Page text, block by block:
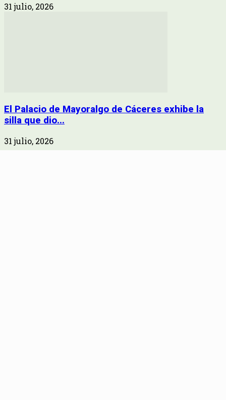
31 julio, 2026
El Palacio de Mayoralgo de Cáceres exhibe la
silla que dio...
31 julio, 2026